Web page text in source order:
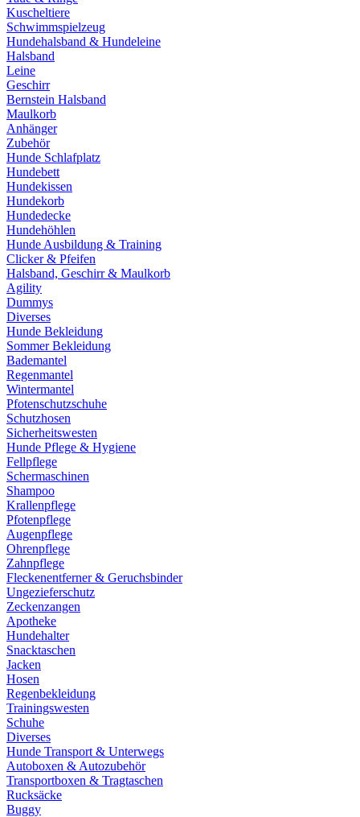
Kuscheltiere
Schwimmspielzeug
Hundehalsband & Hundeleine
Halsband
Leine
Geschirr
Bernstein Halsband
Maulkorb
Anhänger
Zubehör
Hunde Schlafplatz
Hundebett
Hundekissen
Hundekorb
Hundedecke
Hundehöhlen
Hunde Ausbildung & Training
Clicker & Pfeifen
Halsband, Geschirr & Maulkorb
Agility
Dummys
Diverses
Hunde Bekleidung
Sommer Bekleidung
Bademantel
Regenmantel
Wintermantel
Pfotenschutzschuhe
Schutzhosen
Sicherheitswesten
Hunde Pflege & Hygiene
Fellpflege
Schermaschinen
Shampoo
Krallenpflege
Pfotenpflege
Augenpflege
Ohrenpflege
Zahnpflege
Fleckenentferner & Geruchsbinder
Ungezieferschutz
Zeckenzangen
Apotheke
Hundehalter
Snacktaschen
Jacken
Hosen
Regenbekleidung
Trainingswesten
Schuhe
Diverses
Hunde Transport & Unterwegs
Autoboxen & Autozubehör
Transportboxen & Tragtaschen
Rucksäcke
Buggy